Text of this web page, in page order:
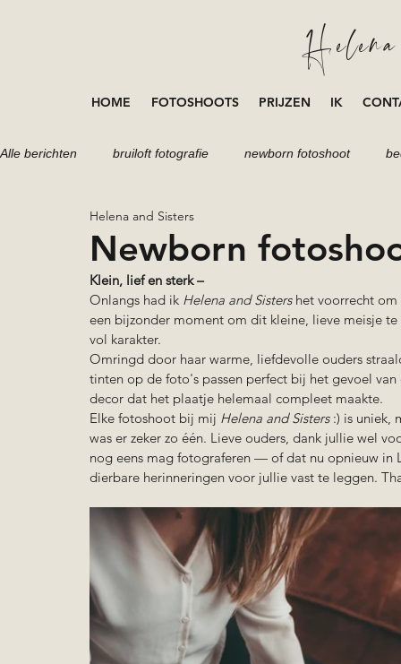
HOME FOTOSHOOTS PRIJZEN IK
Alle berichten bruiloft fotografie newborn fotoshoot
portretten fotoshoot fotoshoot
Newborn
Helena and Sisters
Klein, lief en sterk –
Onlangs had ik Helena and Sisters het voorrecht om
een bijzonder moment om dit kleine, lieve meisje
vol karakter.
Omringd door haar warme, liefdevolle ouders
tinten op de foto's passen perfect bij het gevoel
decor dat het plaatje helemaal compleet maakte.
Elke fotoshoot bij mij Helena and Sisters :) is uniek,
was er zeker zo één. Lieve ouders, dank jullie wel
nog eens mag fotograferen — of dat nu opnieuw in
dierbare herinneringen voor jullie vast te leggen.